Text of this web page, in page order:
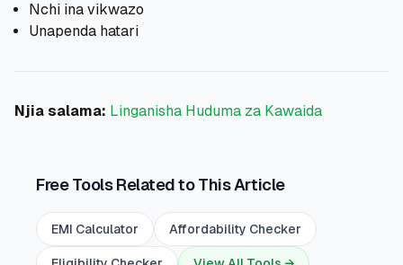
Nchi ina vikwazo
Unapenda hatari
Njia salama: Linganisha Huduma za Kawaida
Free Tools Related to This Article
EMI Calculator Affordability Checker